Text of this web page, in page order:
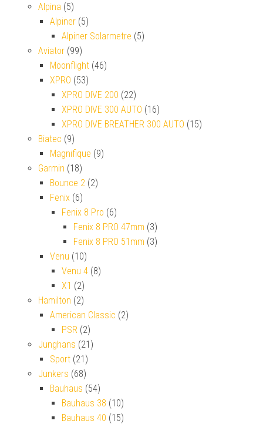
Alpina (5)
Alpiner (5)
Alpiner Solarmetre (5)
Aviator (99)
Moonflight (46)
XPRO (53)
XPRO DIVE 200 (22)
XPRO DIVE 300 AUTO (16)
XPRO DIVE BREATHER 300 AUTO (15)
Biatec (9)
Magnifique (9)
Garmin (18)
Bounce 2 (2)
Fenix (6)
Fenix 8 Pro (6)
Fenix 8 PRO 47mm (3)
Fenix 8 PRO 51mm (3)
Venu (10)
Venu 4 (8)
X1 (2)
Hamilton (2)
American Classic (2)
PSR (2)
Junghans (21)
Sport (21)
Junkers (68)
Bauhaus (54)
Bauhaus 38 (10)
Bauhaus 40 (15)